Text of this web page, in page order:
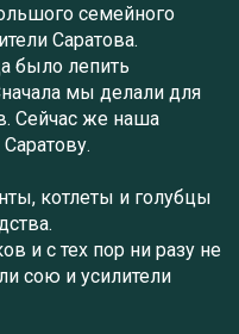
семейного
Саратова.
было лепить
мы делали для
Сейчас же наша
котлеты и голубцы
и с тех пор ни разу не
сою и усилители